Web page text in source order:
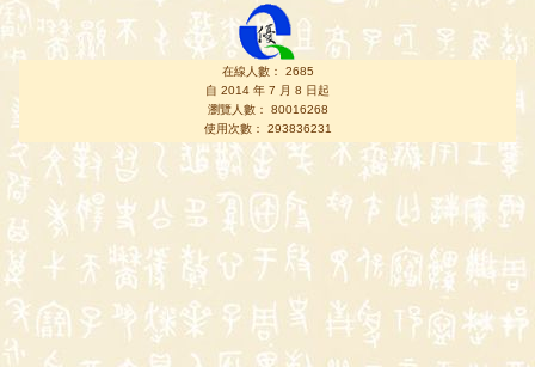
在線人數： 2685
自 2014 年 7 月 8 日起
瀏覽人數： 80016268
使用次數： 293836231